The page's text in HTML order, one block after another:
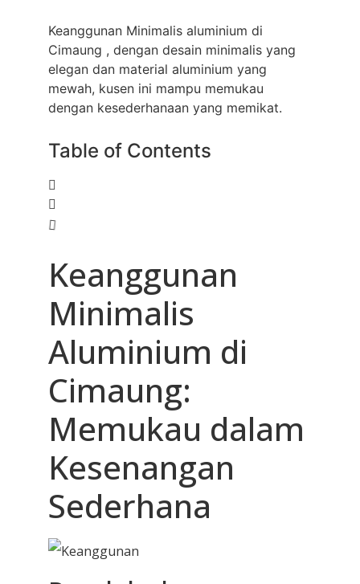
Keanggunan Minimalis aluminium di
Cimaung , dengan desain minimalis yang
elegan dan material aluminium yang
mewah, kusen ini mampu memukau
dengan kesederhanaan yang memikat.
Table of Contents
Keanggunan
Minimalis
Aluminium di
Cimaung:
Memukau dalam
Kesenangan
Sederhana